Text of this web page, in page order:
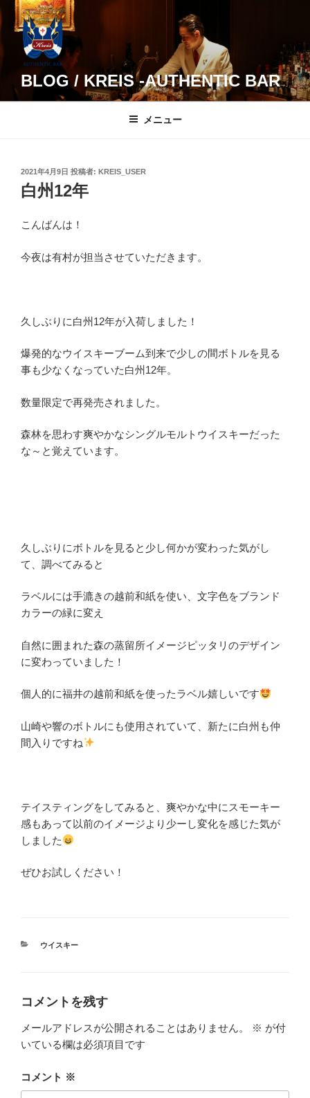
コ
BLOG / KREIS -AUTHENTIC BAR
メニュー
投
稿
日:
2021年4月9日 投稿者: KREIS_USER
白州12年
こんばんは！
今夜は有村が担当させていただきます。
久しぶりに白州12年が入荷しました！
爆発的なウイスキーブーム到来で少しの間ボトルを見る
事も少なくなっていた白州12年。
数量限定で再発売されました。
森林を思わす爽やかなシングルモルトウイスキーだった
な～と覚えています。
久しぶりにボトルを見ると少し何かが変わった気がし
て、調べてみると
ラベルには手漉きの越前和紙を使い、文字色をブランド
カラーの緑に変え
自然に囲まれた森の蒸留所イメージピッタリのデザイン
に変わっていました！
個人的に福井の越前和紙を使ったラベル嬉しいです
山崎や響のボトルにも使用されていて、新たに白州も仲
間入りですね
テイスティングをしてみると、爽やかな中にスモーキー
感もあって以前のイメージより少ーし変化を感じた気が
しました
ぜひお試しください！
カ
ウイスキー
コメントを残す
メールアドレスが公開されることはありません。 ※ が付
いている欄は必須項目です
コメント ※